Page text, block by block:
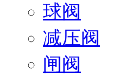
球阀
减压阀
闸阀